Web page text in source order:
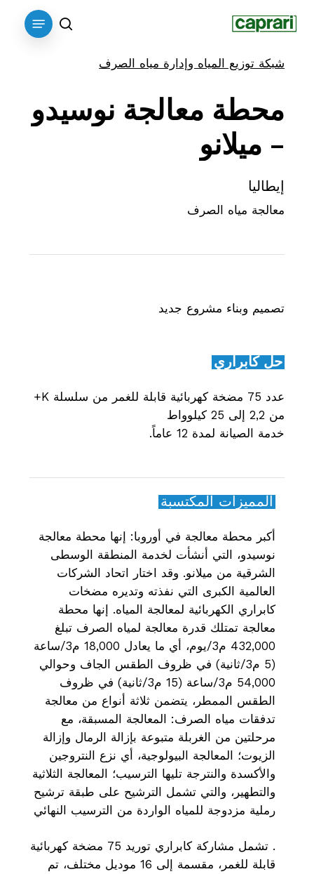
search
Menu
شبكة توزيع المياه وإدارة مياه الصرف
محطة معالجة نوسيدو
– ميلانو
إيطاليا
معالجة مياه الصرف
تصميم وبناء مشروع جديد
حل كابراري
عدد 75 مضخة كهربائية قابلة للغمر من سلسلة K+
من 2,2 إلى 25 كيلوواط
خدمة الصيانة لمدة 12 عاماً.
المميزات المكتسبة
أكبر محطة معالجة في أوروبا: إنها محطة معالجة
نوسيدو، التي أنشأت لخدمة المنطقة الوسطى
الشرقية من ميلانو. وقد اختار اتحاد الشركات
العالمية الكبرى التي نفذته وتديره مضخات
كابراري الكهربائية لمعالجة المياه. إنها محطة
معالجة تمتلك قدرة معالجة لمياه الصرف تبلغ
432,000 م3/يوم، أي ما يعادل 18,000 م3/ساعة
(5 م3/ثانية) في ظروف الطقس الجاف وحوالي
54,000 م3/ساعة (15 م3/ثانية) في ظروف
الطقس الممطر، يتضمن ثلاثة أنواع من معالجة
تدفقات مياه الصرف: المعالجة المسبقة، مع
مرحلتين من الغربلة متبوعة بإزالة الرمال وإزالة
الزيوت؛ المعالجة البيولوجية، أي نزع النتروجين
والأكسدة والنترجة تليها الترسيب؛ المعالجة الثلاثية
والتطهير، والتي تشمل الترشيح على طبقة ترشيح
رملية مزدوجة للمياه الواردة من الترسيب النهائي
. تشمل مشاركة كابراري توريد 75 مضخة كهربائية
قابلة للغمر، مقسمة إلى 16 موديل مختلف، تم